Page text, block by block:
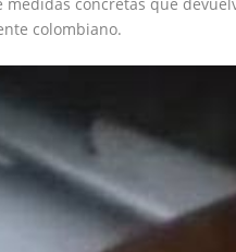
colombiano.